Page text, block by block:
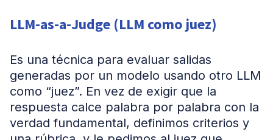
LLM-as-a-Judge (LLM como juez)
Es una técnica para evaluar salidas
generadas por un modelo usando otro LLM
como “juez”. En vez de exigir que la
respuesta calce palabra por palabra con la
verdad fundamental, definimos criterios y